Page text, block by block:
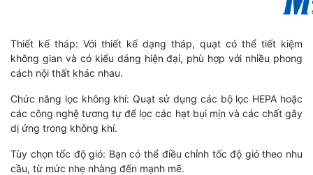
Thiết kế tháp: Với thiết kế dạng tháp, quạt có thể tiết kiệm
không gian và có kiểu dáng hiện đại, phù hợp với nhiều phong
cách nội thất khác nhau.
Chức năng lọc không khí: Quạt sử dụng các bộ lọc HEPA hoặc
các công nghệ tương tự để lọc các hạt bụi mịn và các chất gây
dị ứng trong không khí.
Tùy chọn tốc độ gió: Bạn có thể điều chỉnh tốc độ gió theo nhu
cầu, từ mức nhẹ nhàng đến mạnh mẽ.